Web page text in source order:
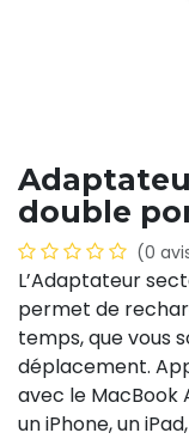
double
(0
L’Adaptateur
permet de
temps, que vous
déplacement.
avec le MacBook
un iPhone, un